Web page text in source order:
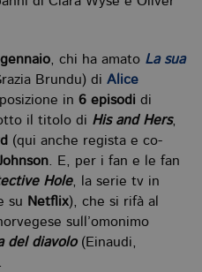
, chi ha amato La sua
Brundu) di Alice
in 6 episodi di
il titolo di His and Hers,
(qui anche regista e co-
. E, per i fan e le fan
Hole, la serie tv in
su Netflix), che si rifà al
sull’omonimo
del diavolo(Einaudi,